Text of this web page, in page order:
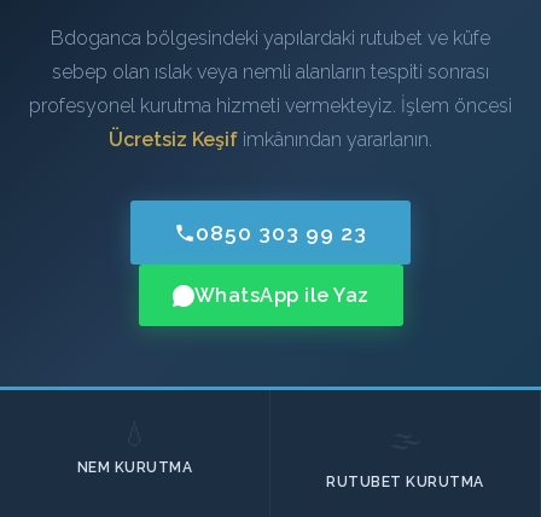
Bdoganca bölgesindeki yapılardaki rutubet ve küfe
sebep olan ıslak veya nemli alanların tespiti sonrası
profesyonel kurutma hizmeti vermekteyiz. İşlem öncesi
Ücretsiz Keşif imkânından yararlanın.
0850 303 99 23
WhatsApp ile Yaz
NEM KURUTMA
RUTUBET KURUTMA